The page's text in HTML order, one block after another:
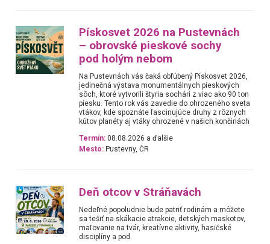
Pískosvet 2026 na Pustevnách
– obrovské pieskové sochy
pod holým nebom
Na Pustevnách vás čaká obľúbený Pískosvet 2026,
jedinečná výstava monumentálnych pieskových
sôch, ktoré vytvorili štyria sochári z viac ako 90 ton
piesku. Tento rok vás zavedie do ohrozeného sveta
vtákov, kde spoznáte fascinujúce druhy z rôznych
kútov planéty aj vtáky ohrozené v našich končinách
Termín: 08.08.2026 a ďalšie
Mesto: Pustevny, ČR
Deň otcov v Stráňavách
Nedeľné popoludnie bude patriť rodinám a môžete
sa tešiť na skákacie atrakcie, detských maskotov,
maľovanie na tvár, kreatívne aktivity, hasičské
disciplíny a pod.